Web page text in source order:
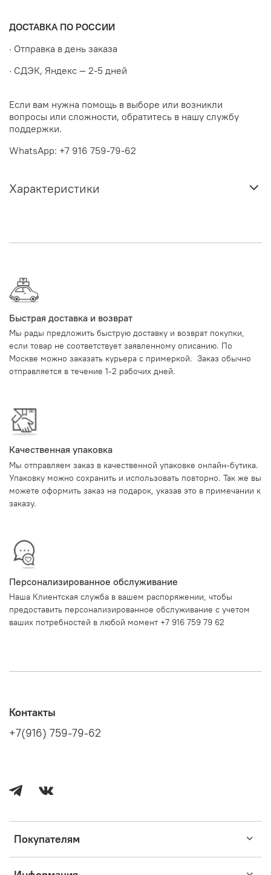
ДОСТАВКА ПО РОССИИ
· Отправка в день заказа
· СДЭК, Яндекс — 2-5 дней
Если вам нужна помощь в выборе или возникли
вопросы или сложности, обратитесь в нашу службу
поддержки.
WhatsApp: +7 916 759-79-62
Характеристики
Быстрая доставка и возврат
Мы рады предложить быструю доставку и возврат покупки,
если товар не соответствует заявленному описанию. По
Москве можно заказать курьера с примеркой. Заказ обычно
отправляется в течение 1-2 рабочих дней.
Качественная упаковка
Мы отправляем заказ в качественной упаковке онлайн-бутика.
Упаковку можно сохранить и использовать повторно. Так же вы
можете оформить заказ на подарок, указав это в примечании к
заказу.
Персонализированное обслуживание
Наша Клиентская служба в вашем распоряжении, чтобы
предоставить персонализированное обслуживание с учетом
ваших потребностей в любой момент +7 916 759 79 62
Покупателям
Контакты
+7(916) 759-79-62